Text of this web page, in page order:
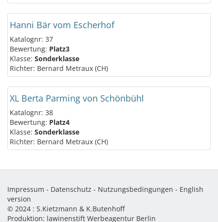
Hanni Bär vom Escherhof
Katalognr: 37
Bewertung: Platz3
Klasse: Sonderklasse
Richter: Bernard Metraux (CH)
XL Berta Parming von Schönbühl
Katalognr: 38
Bewertung: Platz4
Klasse: Sonderklasse
Richter: Bernard Metraux (CH)
Impressum - Datenschutz - Nutzungsbedingungen - English
version
© 2024 : S.Kietzmann & K.Butenhoff
Produktion: lawinenstift Werbeagentur Berlin